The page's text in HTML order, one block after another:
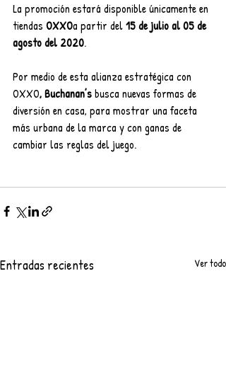
La promoción estará disponible únicamente en
tiendas OXXOa partir del 15 de julio al 05 de
agosto del 2020.
Por medio de esta alianza estratégica con
OXXO,Buchanan’s busca nuevas formas de
diversión en casa, para mostrar una faceta
más urbana de la marca y con ganas de
cambiar las reglas del juego.
Entradas recientes Ver todo